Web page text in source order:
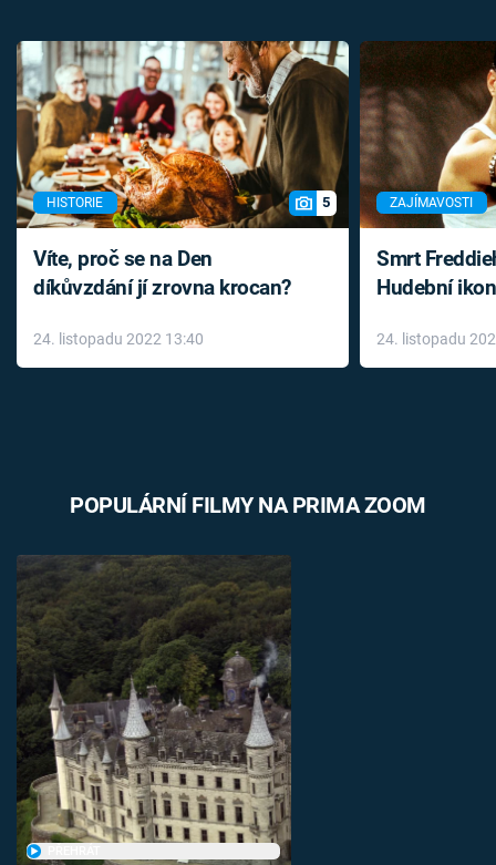
HISTORIE 5
Víte, proč se na Den
díkůvzdání jí zrovna krocan?
24. listopadu 2022 13:40
ZAJÍMAVOSTI
Smrt
Hudební
léky
24. listopadu
POPULÁRNÍ FILMY NA PRIMA ZOOM